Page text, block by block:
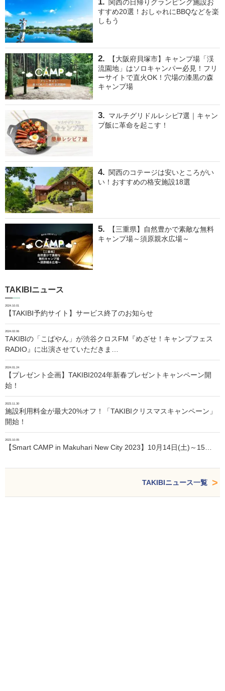
関西の日帰りグランピング施設お
すすめ20選！おしゃれにBBQなどを楽
しもう
【大阪府貝塚市】キャンプ場「渓
流園地」はソロキャンパー必見！フリ
ーサイトで直火OK！穴場の漆黒の森
キャンプ場
マルチグリドルレシピ7選｜キャン
プ飯に革命を起こす！
関西のコテージは安いところがい
い！おすすめの格安施設18選
【三重県】自然豊かで素敵な無料
キャンプ場～須原親水広場～
TAKIBIニュース
2024.10.01
【TAKIBI予約サイト】サービス終了のお知らせ
2024.02.06
TAKIBIの「こばやん」が渋谷クロスFM『めざせ！キャンプフェス
RADIO』に出演させていただきま…
2024.01.24
【プレゼント企画】TAKIBI2024年新春プレゼントキャンペーン開
始！
2023.11.30
施設利用料金が最大20%オフ！「TAKIBIクリスマスキャンペーン」
開始！
2023.10.05
【Smart CAMP in Makuhari New City 2023】10月14日(土)～15…
TAKIBIニュース一覧